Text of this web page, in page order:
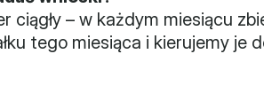
ciągły – w każdym miesiącu
tego miesiąca i kierujemy je